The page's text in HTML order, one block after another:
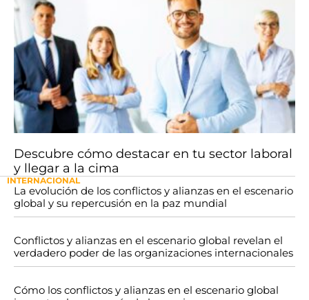
Descubre cómo destacar en tu sector laboral
y llegar a la cima
INTERNACIONAL
La evolución de los conflictos y alianzas en el escenario
global y su repercusión en la paz mundial
Conflictos y alianzas en el escenario global revelan el
verdadero poder de las organizaciones internacionales
Cómo los conflictos y alianzas en el escenario global